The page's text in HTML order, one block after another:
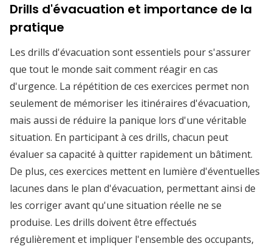
Drills d'évacuation et importance de la
pratique
Les drills d'évacuation sont essentiels pour s'assurer
que tout le monde sait comment réagir en cas
d'urgence. La répétition de ces exercices permet non
seulement de mémoriser les itinéraires d'évacuation,
mais aussi de réduire la panique lors d'une véritable
situation. En participant à ces drills, chacun peut
évaluer sa capacité à quitter rapidement un bâtiment.
De plus, ces exercices mettent en lumière d'éventuelles
lacunes dans le plan d'évacuation, permettant ainsi de
les corriger avant qu'une situation réelle ne se
produise. Les drills doivent être effectués
régulièrement et impliquer l'ensemble des occupants,